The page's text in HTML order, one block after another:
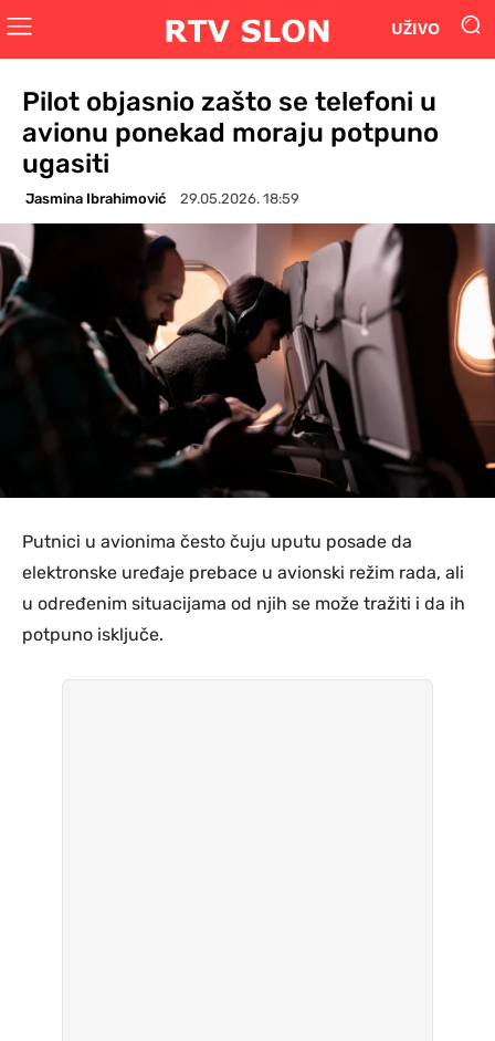
UŽIVO
Pilot objasnio zašto se telefoni u
avionu ponekad moraju potpuno
ugasiti
Jasmina Ibrahimović 29.05.2026. 18:59
Putnici u avionima često čuju uputu posade da
elektronske uređaje prebace u avionski režim rada, ali
u određenim situacijama od njih se može tražiti i da ih
potpuno isključe.